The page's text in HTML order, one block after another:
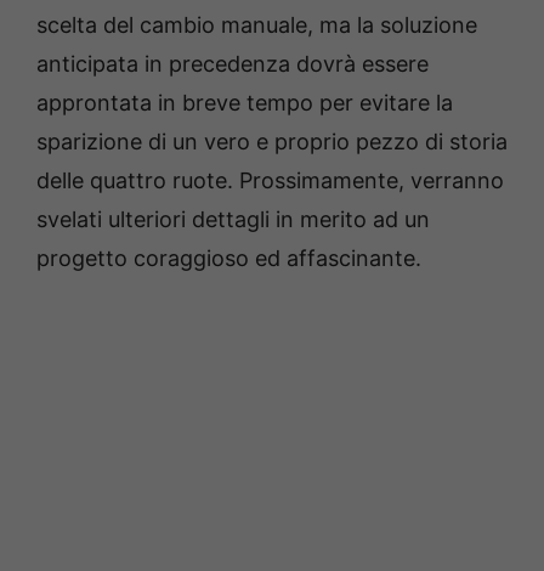
scelta del cambio manuale, ma la soluzione
anticipata in precedenza dovrà essere
approntata in breve tempo per evitare la
sparizione di un vero e proprio pezzo di storia
delle quattro ruote. Prossimamente, verranno
svelati ulteriori dettagli in merito ad un
progetto coraggioso ed affascinante.